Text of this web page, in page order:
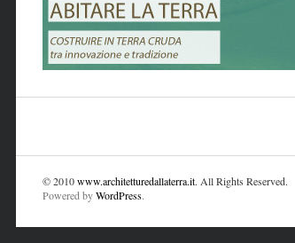
© 2010www.architetturedallaterra.it. All Rights Reserved.
Powered byWordPress.